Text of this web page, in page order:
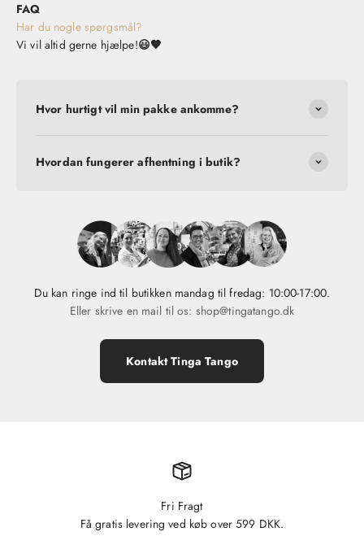
FAQ
Har du nogle spørgsmål?
Vi vil altid gerne hjælpe!😃🤎
Hvor hurtigt vil min pakke ankomme?
Hvordan fungerer afhentning i butik?
Du kan ringe ind til butikken mandag til fredag: 10:00-17:00.
Eller skrive en mail til os: shop@tingatango.dk
Kontakt Tinga Tango
Fri Fragt
Få gratis levering ved køb over 599 DKK.